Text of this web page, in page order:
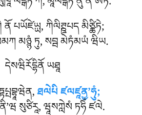
པཡོཛེཡྻ, ཀིལིཊྛཔད མིཙྪིཏེ;
མཉྙཾ ཏུ, སབྦ མེཏཾམཡཾ ཝིཡ.
དེསཝིརོདྷིནོ ཡཐཱ
,ཐལེཔི ཛལཛཱནྱ’ཧུཾ;
སུཙིརཱ, ཝཱསཀླེསཾ ཏཧིཾ ཛལེ.